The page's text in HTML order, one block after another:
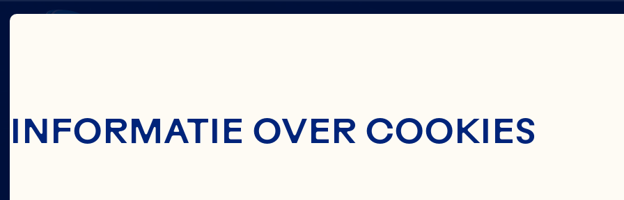
HEALTH
INFORMATIE OVER COOKIES